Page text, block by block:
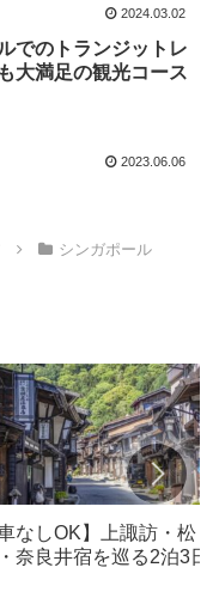
2024.03.02
でのトランジットレ
大満足の観光コース
2023.06.06
シンガポール
車なしOK】上諏訪・松
奈良井宿を巡る2泊3日